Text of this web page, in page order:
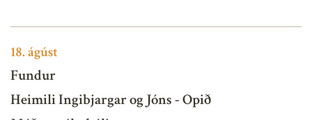
18.ágúst
Fundur
Heimili Ingibjargar og Jóns - Opið